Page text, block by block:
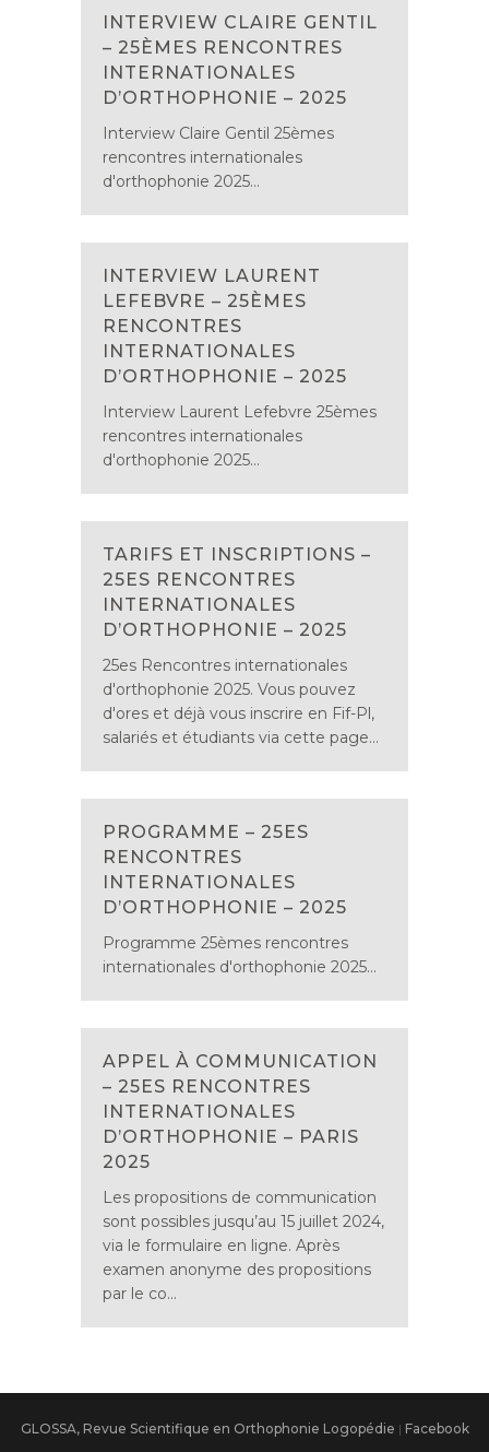
INTERVIEW CLAIRE GENTIL
– 25ÈMES RENCONTRES
INTERNATIONALES
D’ORTHOPHONIE – 2025
Interview Claire Gentil 25èmes
rencontres internationales
d'orthophonie 2025...
INTERVIEW LAURENT
LEFEBVRE – 25ÈMES
RENCONTRES
INTERNATIONALES
D’ORTHOPHONIE – 2025
Interview Laurent Lefebvre 25èmes
rencontres internationales
d'orthophonie 2025...
TARIFS ET INSCRIPTIONS –
25ES RENCONTRES
INTERNATIONALES
D’ORTHOPHONIE – 2025
25es Rencontres internationales
d'orthophonie 2025. Vous pouvez
d'ores et déjà vous inscrire en Fif-Pl,
salariés et étudiants via cette page...
PROGRAMME – 25ES
RENCONTRES
INTERNATIONALES
D’ORTHOPHONIE – 2025
Programme 25èmes rencontres
internationales d'orthophonie 2025...
APPEL À COMMUNICATION
– 25ES RENCONTRES
INTERNATIONALES
D’ORTHOPHONIE – PARIS
2025
Les propositions de communication
sont possibles jusqu’au 15 juillet 2024,
via le formulaire en ligne. Après
examen anonyme des propositions
par le co...
GLOSSA, Revue Scientifique en Orthophonie Logopédie | Facebook